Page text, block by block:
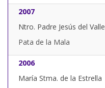
2007
Ntro. Padre Jesús del Valle
Pata de la Mala
2006
María Stma. de la Estrella